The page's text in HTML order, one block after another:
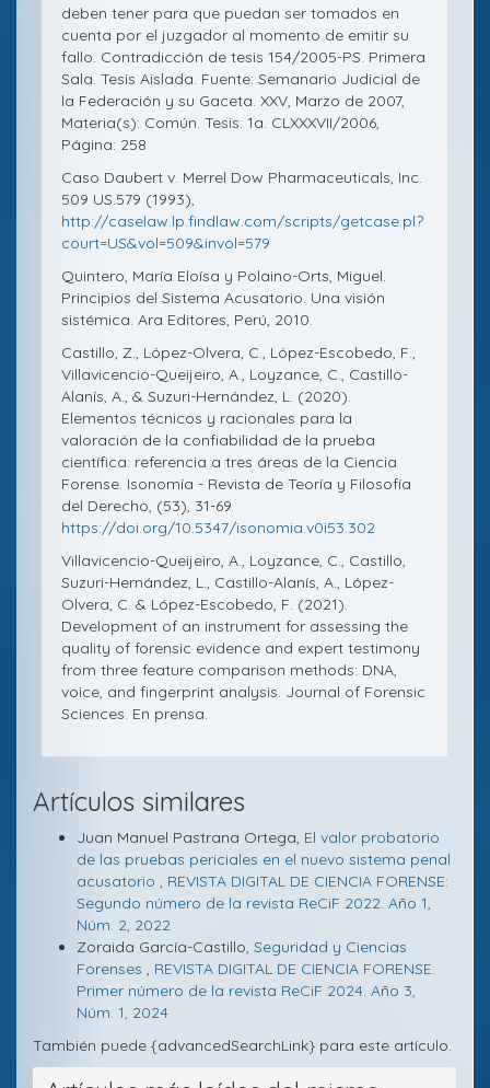
deben tener para que puedan ser tomados en
cuenta por el juzgador al momento de emitir su
fallo. Contradicción de tesis 154/2005-PS. Primera
Sala. Tesis Aislada. Fuente: Semanario Judicial de
la Federación y su Gaceta. XXV, Marzo de 2007,
Materia(s): Común. Tesis: 1a. CLXXXVII/2006,
Página: 258
Caso Daubert v. Merrel Dow Pharmaceuticals, Inc.
509 US.579 (1993),
http://caselaw.lp.findlaw.com/scripts/getcase.pl?
court=US&vol=509&invol=579
Quintero, María Eloísa y Polaino-Orts, Miguel.
Principios del Sistema Acusatorio. Una visión
sistémica. Ara Editores, Perú, 2010.
Castillo, Z., López-Olvera, C., López-Escobedo, F.,
Villavicencio-Queijeiro, A., Loyzance, C., Castillo-
Alanís, A., & Suzuri-Hernández, L. (2020).
Elementos técnicos y racionales para la
valoración de la confiabilidad de la prueba
científica: referencia a tres áreas de la Ciencia
Forense. Isonomía - Revista de Teoría y Filosofía
del Derecho, (53), 31-69.
https://doi.org/10.5347/isonomia.v0i53.302
Villavicencio-Queijeiro, A., Loyzance, C., Castillo,
Suzuri-Hernández, L., Castillo-Alanís, A., López-
Olvera, C. & López-Escobedo, F. (2021).
Development of an instrument for assessing the
quality of forensic evidence and expert testimony
from three feature comparison methods: DNA,
voice, and fingerprint analysis. Journal of Forensic
Sciences. En prensa.
Artículos similares
Juan Manuel Pastrana Ortega, El valor probatorio
de las pruebas periciales en el nuevo sistema penal
acusatorio
REVISTA DIGITAL DE CIENCIA FORENSE:
Segundo número de la revista ReCiF 2022. Año 1,
Núm. 2, 2022
Zoraida García-Castillo, Seguridad y Ciencias
Forenses
REVISTA DIGITAL DE CIENCIA FORENSE:
Primer número de la revista ReCiF 2024. Año 3,
Núm. 1, 2024
También puede {advancedSearchLink} para este artículo.